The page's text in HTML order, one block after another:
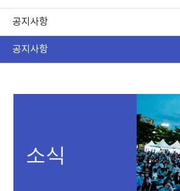
공지사항
공지사항
소식